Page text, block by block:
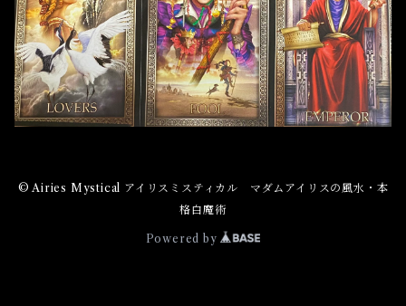
© Airies Mystical アイリスミスティカル マダムアイリスの風水・本
格白魔術
Powered by